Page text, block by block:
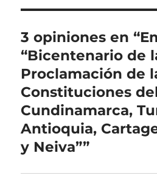
3 opiniones en
“Bicentenario de
Proclamación de
Constituciones
Cundinamarca,
Antioquia,
y Neiva””